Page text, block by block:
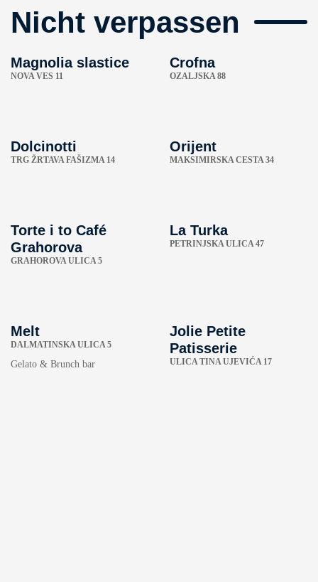
Nicht verpassen
Magnolia slastice
NOVA VES 11
Crofna
OZALJSKA 88
Dolcinotti
TRG ŽRTAVA FAŠIZMA 14
Orijent
MAKSIMIRSKA CESTA 34
Torte i to Café
Grahorova
GRAHOROVA ULICA 5
La Turka
PETRINJSKA ULICA 47
Melt
DALMATINSKA ULICA 5
Gelato & Brunch bar
Jolie Petite
Patisserie
ULICA TINA UJEVIĆA 17